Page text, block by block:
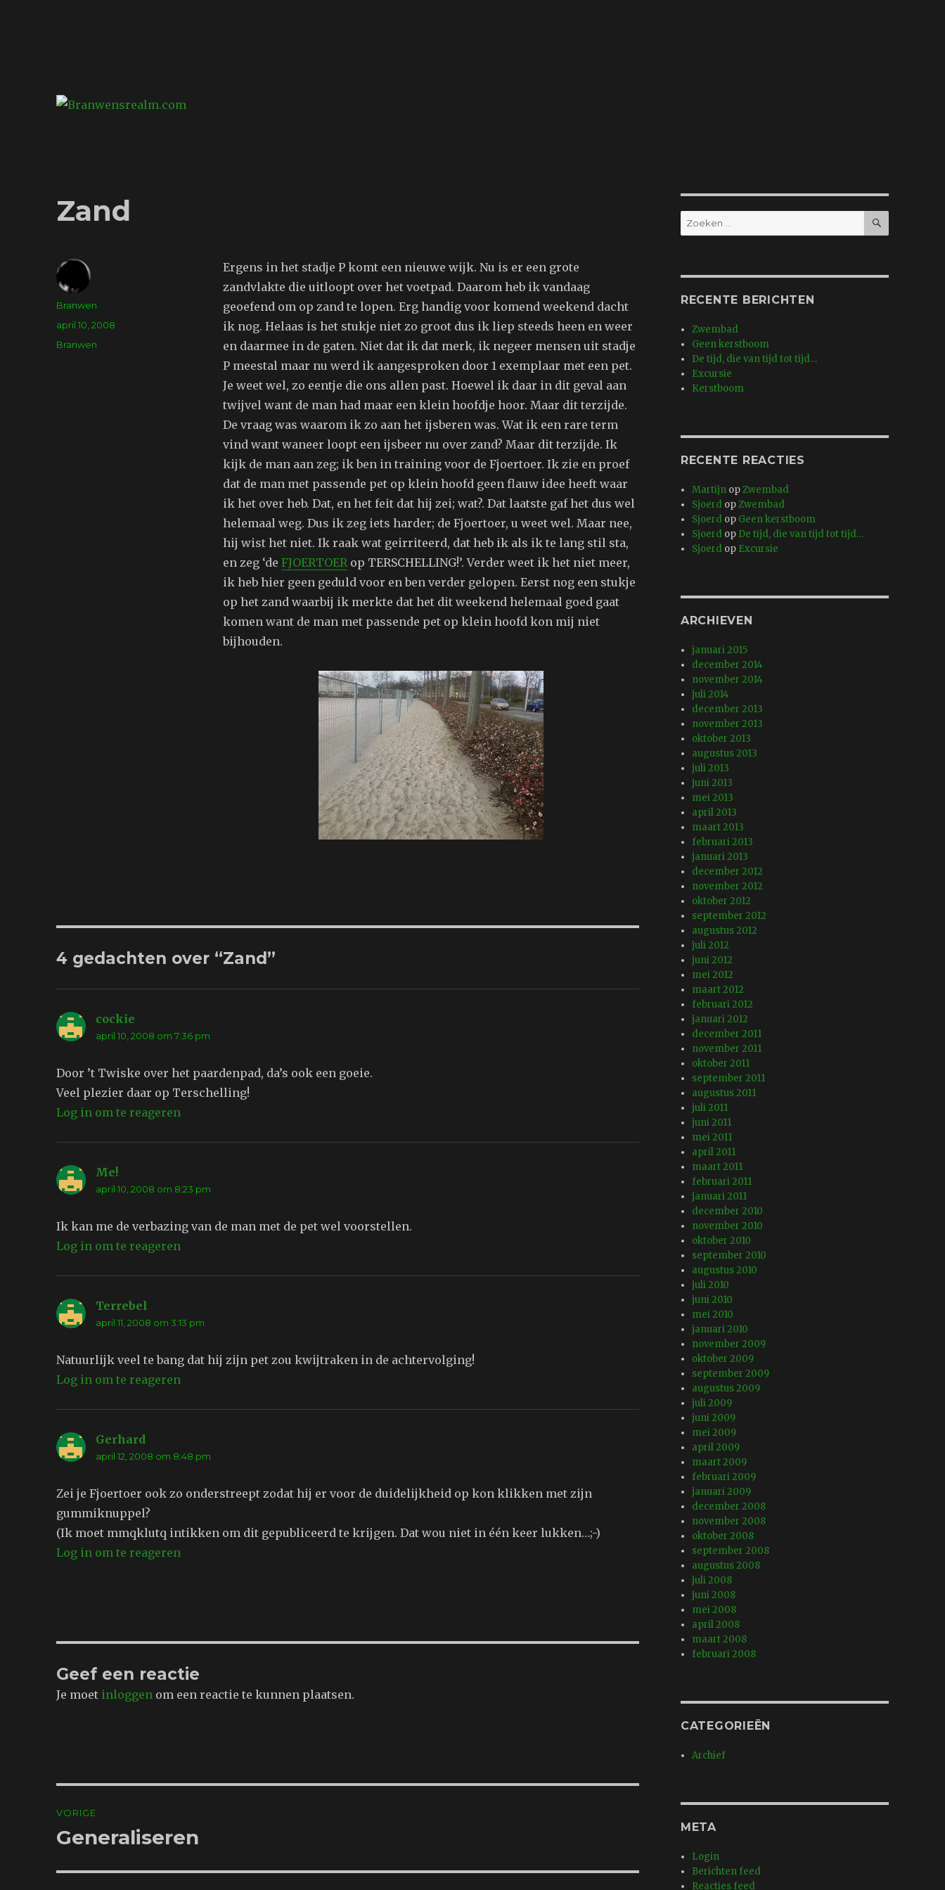
Zand
Ergens in het stadje P komt een nieuwe wijk. Nu is er een grote
zandvlakte die uitloopt over het voetpad. Daarom heb ik vandaag
geoefend om op zand te lopen. Erg handig voor komend weekend dacht
ik nog. Helaas is het stukje niet zo groot dus ik liep steeds heen en weer
en daarmee in de gaten. Niet dat ik dat merk, ik negeer mensen uit stadje
P meestal maar nu werd ik aangesproken door 1 exemplaar met een pet.
Je weet wel, zo eentje die ons allen past. Hoewel ik daar in dit geval aan
twijvel want de man had maar een klein hoofdje hoor. Maar dit terzijde.
De vraag was waarom ik zo aan het ijsberen was. Wat ik een rare term
vind want waneer loopt een ijsbeer nu over zand? Maar dit terzijde. Ik
kijk de man aan zeg; ik ben in training voor de Fjoertoer. Ik zie en proef
dat de man met passende pet op klein hoofd geen flauw idee heeft waar
ik het over heb. Dat, en het feit dat hij zei; wat?. Dat laatste gaf het dus wel
helemaal weg. Dus ik zeg iets harder; de Fjoertoer, u weet wel. Maar nee,
hij wist het niet. Ik raak wat geirriteerd, dat heb ik als ik te lang stil sta,
en zeg ‘de FJOERTOER op TERSCHELLING!’. Verder weet ik het niet meer,
ik heb hier geen geduld voor en ben verder gelopen. Eerst nog een stukje
op het zand waarbij ik merkte dat het dit weekend helemaal goed gaat
komen want de man met passende pet op klein hoofd kon mij niet
bijhouden.
Auteur
Branwen
Geplaatst
april 10, 2008
Tags
Branwen
4 gedachten over “Zand”
cockie
april 10, 2008 om 7:36 pm
Door ’t Twiske over het paardenpad, da’s ook een goeie.
Veel plezier daar op Terschelling!
Log in om te reageren
Me!
april 10, 2008 om 8:23 pm
Ik kan me de verbazing van de man met de pet wel voorstellen.
Log in om te reageren
Terrebel
april 11, 2008 om 3:13 pm
Natuurlijk veel te bang dat hij zijn pet zou kwijtraken in de achtervolging!
Log in om te reageren
Gerhard
april 12, 2008 om 8:48 pm
Zei je Fjoertoer ook zo onderstreept zodat hij er voor de duidelijkheid op kon klikken met zijn
gummiknuppel?
(Ik moet mmqklutq intikken om dit gepubliceerd te krijgen. Dat wou niet in één keer lukken…;-)
Log in om te reageren
Geef een reactie
Je moet inloggen om een reactie te kunnen plaatsen.
navigatie
VORIGE
Vorig
Generaliseren
Zoeken
naar:
ZOEKEN
RECENTE BERICHTEN
Zwembad
Geen kerstboom
De tijd, die van tijd tot tijd…
Excursie
Kerstboom
RECENTE REACTIES
Martijn opZwembad
Sjoerd opZwembad
Sjoerd op Geen kerstboom
Sjoerd op De tijd, die van tijd tot tijd…
Sjoerd op Excursie
ARCHIEVEN
januari 2015
december 2014
november 2014
juli 2014
december 2013
november 2013
oktober 2013
augustus 2013
juli 2013
juni 2013
mei 2013
april 2013
maart 2013
februari 2013
januari 2013
december 2012
november 2012
oktober 2012
september 2012
augustus 2012
juli 2012
juni 2012
mei 2012
maart 2012
februari 2012
januari 2012
december 2011
november 2011
oktober 2011
september 2011
augustus 2011
juli 2011
juni 2011
mei 2011
april 2011
maart 2011
februari 2011
januari 2011
december 2010
november 2010
oktober 2010
september 2010
augustus 2010
juli 2010
juni 2010
mei 2010
januari 2010
november 2009
oktober 2009
september 2009
augustus 2009
juli 2009
juni 2009
mei 2009
april 2009
maart 2009
februari 2009
januari 2009
december 2008
november 2008
oktober 2008
september 2008
augustus 2008
juli 2008
juni 2008
mei 2008
april 2008
maart 2008
februari 2008
CATEGORIEËN
Archief
META
Login
Berichten feed
Reacties feed